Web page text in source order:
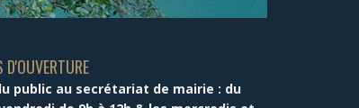
D'OUVERTURE
public au secrétariat de mairie : du